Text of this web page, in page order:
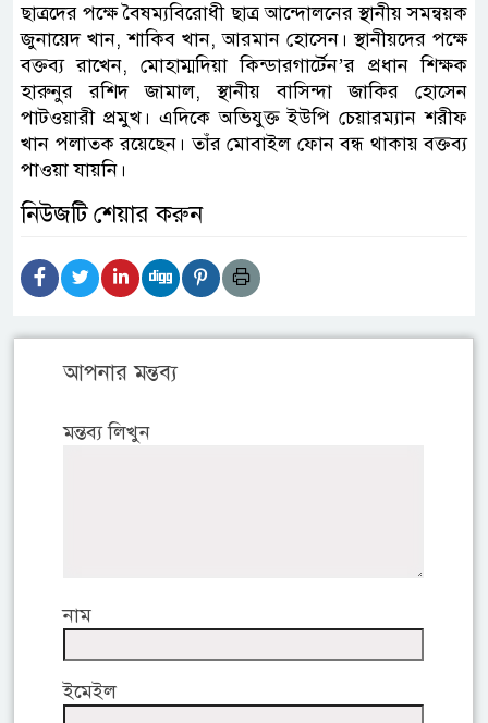
ছাত্রদের পক্ষে বৈষম্যবিরোধী ছাত্র আন্দোলনের স্থানীয় সমন্বয়ক
জুনায়েদ খান, শাকিব খান, আরমান হোসেন। স্থানীয়দের পক্ষে
বক্তব্য রাখেন, মোহাম্মদিয়া কিন্ডারগার্টেন’র প্রধান শিক্ষক
হারুনুর রশিদ জামাল, স্থানীয় বাসিন্দা জাকির হোসেন
পাটওয়ারী প্রমুখ। এদিকে অভিযুক্ত ইউপি চেয়ারম্যান শরীফ
খান পলাতক রয়েছেন। তাঁর মোবাইল ফোন বন্ধ থাকায় বক্তব্য
পাওয়া যায়নি।
নিউজটি শেয়ার করুন
আপনার মন্তব্য
মন্তব্য লিখুন
নাম
ইমেইল